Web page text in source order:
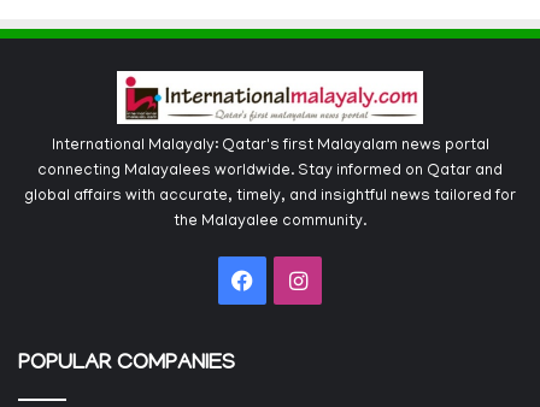
International Malayaly: Qatar's first Malayalam news portal
connecting Malayalees worldwide. Stay informed on Qatar and
global affairs with accurate, timely, and insightful news tailored for
the Malayalee community.
FacebookInstagram
POPULAR COMPANIES